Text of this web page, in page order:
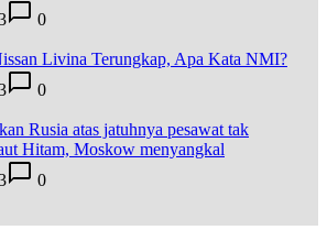
0
Livina Terungkap, Apa Kata NMI?
0
Rusia atas jatuhnya pesawat tak
Hitam, Moskow menyangkal
0